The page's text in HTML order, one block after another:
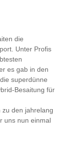
die
Unter Profis
es gab in den
superdünne
Besaitung für
zu den jahrelang
uns nun einmal